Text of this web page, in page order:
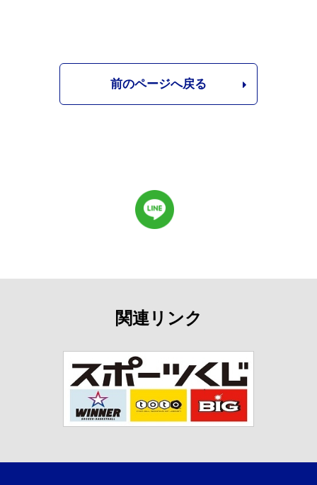
前のページへ戻る
関連リンク